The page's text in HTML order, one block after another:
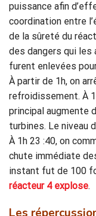
puissance afin
coordination entre
de la sûreté du
des dangers qui
furent enlevées
À partir de 1h, on
refroidissement. À
principal augmente
turbines. Le niveau
À 1h 23 :40, on
chute immédiate
instant fut de 100
réacteur 4 explose.